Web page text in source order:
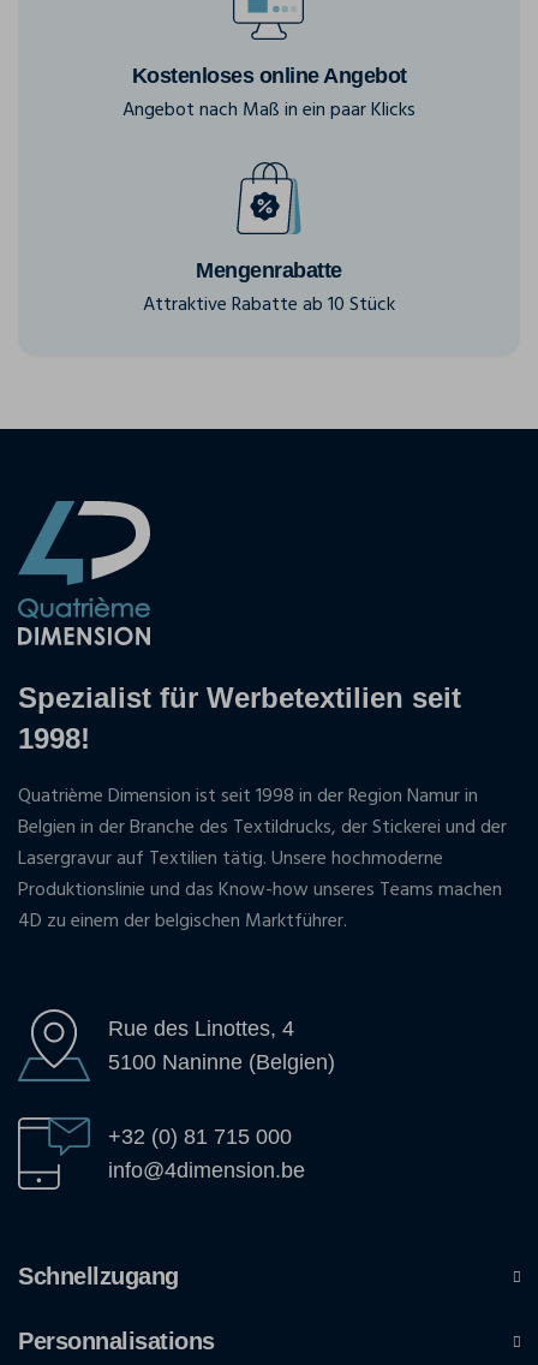
Kostenloses online Angebot
Angebot nach Maß in ein paar Klicks
Mengenrabatte
Attraktive Rabatte ab 10 Stück
Spezialist für Werbetextilien seit
1998!
Quatrième Dimension ist seit 1998 in der Region Namur in
Belgien in der Branche des Textildrucks, der Stickerei und der
Lasergravur auf Textilien tätig. Unsere hochmoderne
Produktionslinie und das Know-how unseres Teams machen
4D zu einem der belgischen Marktführer.
Rue des Linottes, 4
5100 Naninne (Belgien)
+32 (0) 81 715 000
info@4dimension.be
Schnellzugang
Personnalisations